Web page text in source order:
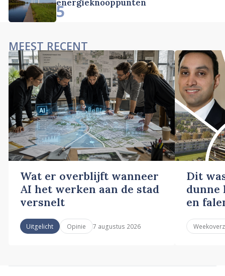
energieknooppunten
5
MEEST RECENT
Wat er overblijft wanneer
AI het werken aan de stad
versnelt
Uitgelicht Opinie 7 augustus 2026
Dit
dunne
en